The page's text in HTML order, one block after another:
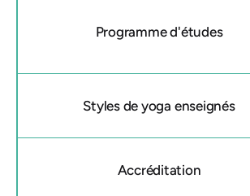
Programme d'études
Styles de yoga enseignés
Accréditation